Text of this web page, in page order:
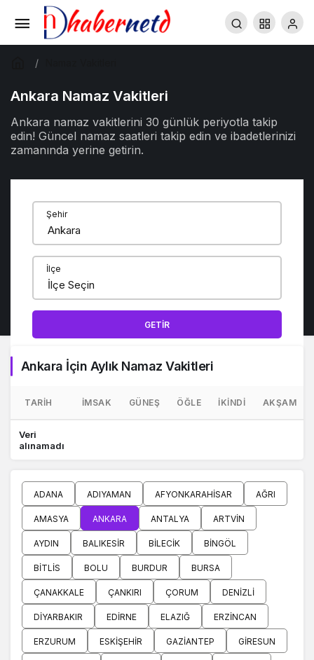
Ankara Namaz Vakitleri
Ankara namaz vakitlerini 30 günlük periyotla takip
edin! Güncel namaz saatleri takip edin ve ibadetlerinizi
zamanında yerine getirin.
Şehir
İlçe
GETIR
Ankara İçin Aylık Namaz Vakitleri
TARIH İMSAK GÜNEŞ ÖĞLE İKINDI AKŞAM
Veri
alınamadı
ADANA ADIYAMAN AFYONKARAHISAR AĞRI
AMASYA ANKARA ANTALYA ARTVIN
AYDIN BALIKESIR BILECIK BINGÖL
BITLIS BOLU BURDUR BURSA
ÇANAKKALE ÇANKIRI ÇORUM DENIZLI
DIYARBAKIR EDIRNE ELAZIĞ ERZINCAN
ERZURUM ESKIŞEHIR GAZIANTEP GIRESUN